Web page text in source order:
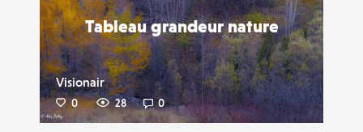
Tableau grandeur nature
Visionair
0 28 0